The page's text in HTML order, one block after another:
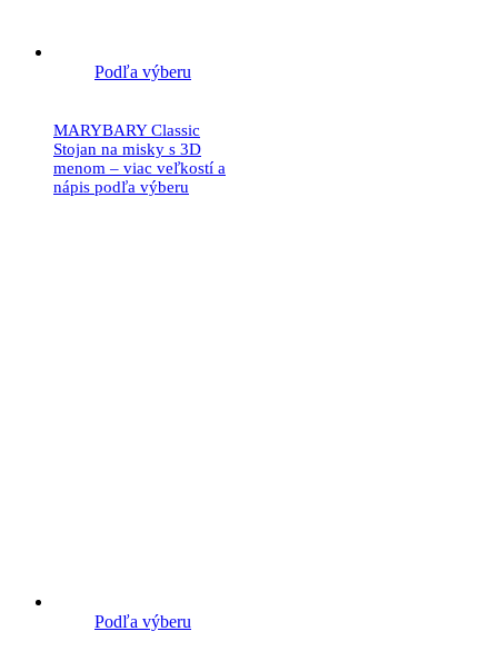
Podľa výberu
MARYBARY Classic
Stojan na misky s 3D
menom – viac veľkostí a
nápis podľa výberu
Podľa výberu